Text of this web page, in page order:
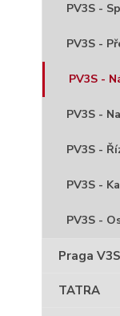
PV3S -
PV3S -
PV3S -
PV3S -
PV3S -
PV3S -
PV3S -
Praga
TATRA